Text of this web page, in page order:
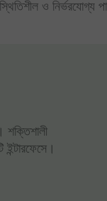
ও নির্ভরযোগ্য
শক্তিশালী